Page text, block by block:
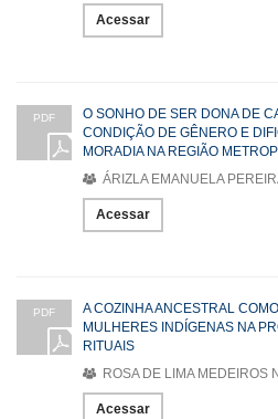
Acessar
PDF
O SONHO DE SER DONA DE
CONDIÇÃO DE GÊNERO E
MORADIA NA REGIÃO
ÁRIZLA EMANUELA
Acessar
PDF
A COZINHA ANCESTRAL
MULHERES INDÍGENAS NA
RITUAIS
ROSA DE LIMA MEDEIROS
Acessar